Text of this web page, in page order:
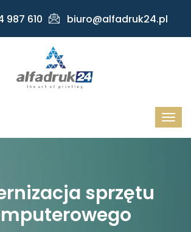
987 610 biuro@alfadruk24.pl
sprzętu